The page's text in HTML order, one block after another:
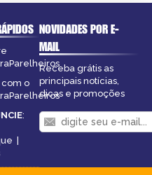
com o
:
|
NOVIDADES POR E-
MAIL
Receba grátis as
principais notícias,
dicas e promoções